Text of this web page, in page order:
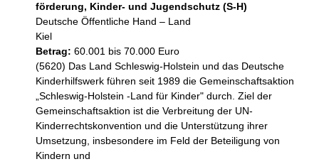
förderung, Kinder- und Jugendschutz (S-H)
Deutsche Öffentliche Hand – Land
Kiel
Betrag: 60.001 bis 70.000 Euro
(5620) Das Land Schleswig-Holstein und das Deutsche
Kinderhilfswerk führen seit 1989 die Gemeinschaftsaktion
„Schleswig-Holstein -Land für Kinder" durch. Ziel der
Gemeinschaftsaktion ist die Verbreitung der UN-
Kinderrechtskonvention und die Unterstützung ihrer
Umsetzung, insbesondere im Feld der Beteiligung von
Kindern und